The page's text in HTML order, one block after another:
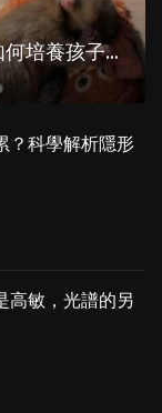
從
小獼猴Panchi 看：依附理論如何培養孩子心理韌性？
？科學解析隱形
高敏，光譜的另